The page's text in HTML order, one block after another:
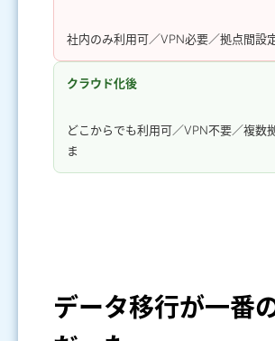
社内のみ利用可／VPN必要／拠点間設
クラウド化後
どこからでも利用可／VPN不要／複数
ま
データ移行が一番